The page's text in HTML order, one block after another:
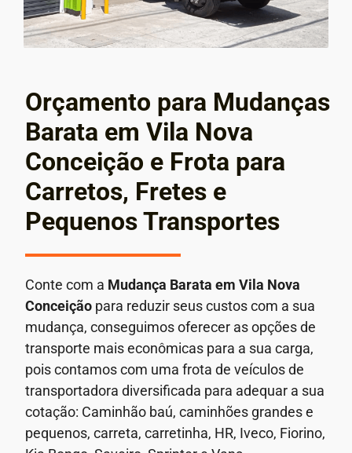
Orçamento para Mudanças
Barata em Vila Nova
Conceição e Frota para
Carretos, Fretes e
Pequenos Transportes
Conte com a Mudança Barata em Vila Nova
Conceição para reduzir seus custos com a sua
mudança, conseguimos oferecer as opções de
transporte mais econômicas para a sua carga,
pois contamos com uma frota de veículos de
transportadora diversificada para adequar a sua
cotação: Caminhão baú, caminhões grandes e
pequenos, carreta, carretinha, HR, Iveco, Fiorino,